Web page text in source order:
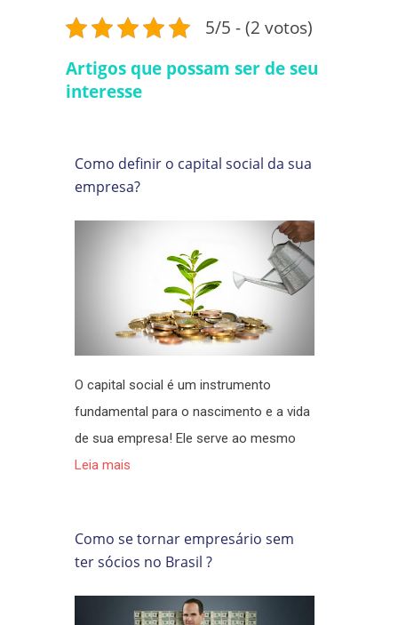
5/5 - (2 votos)
Artigos que possam ser de seu
interesse
Como definir o capital social da sua
empresa?
O capital social é um instrumento
fundamental para o nascimento e a vida
de sua empresa! Ele serve ao mesmo
Leia mais
Como se tornar empresário sem
ter sócios no Brasil ?